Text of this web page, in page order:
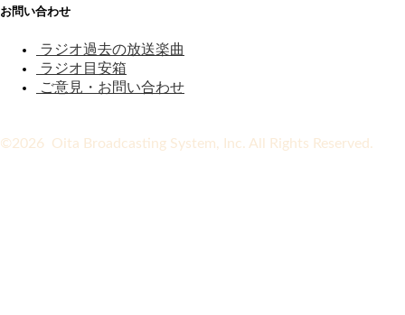
お問い合わせ
ラジオ過去の放送楽曲
ラジオ目安箱
ご意見・お問い合わせ
©2026 Oita Broadcasting System, Inc. All Rights Reserved.